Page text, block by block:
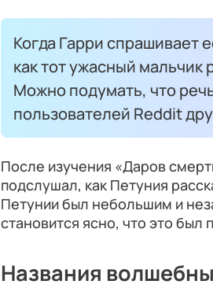
Когда Гарри спрашивает
как тот ужасный мальчик
Можно подумать, что
пользователей Reddit
После изучения «Даров
подслушал, как Петуния
Петунии был небольшим и
становится ясно, что это
Названия